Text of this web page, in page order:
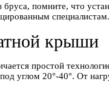
помните, что
специалистам.
крыши
простой
углом 20°-40°. От